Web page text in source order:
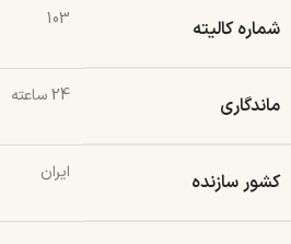
شماره کالیته 103
ماندگاری 24 ساعته
کشور سازنده ایران